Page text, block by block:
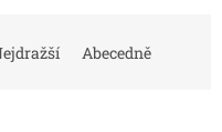
Abecedně